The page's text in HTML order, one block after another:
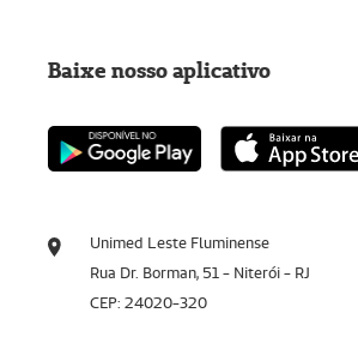
Unimed Leste Fluminense
Rua Dr. Borman, 51 - Niterói - RJ
CEP: 24020-320
Baixe nosso aplicativo